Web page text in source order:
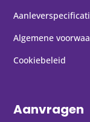
Algemene
Cookiebeleid
Aanvragen